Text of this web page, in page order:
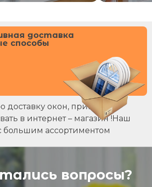
доставка
способы
доставку окон, примерно
в интернет – магазин !Наш
большим ассортиментом
вопросы?